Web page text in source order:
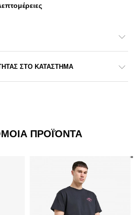
ΣΤΟ ΚΑΤΑΣΤΗΜΑ
ΠΡΟΪΌΝΤΑ